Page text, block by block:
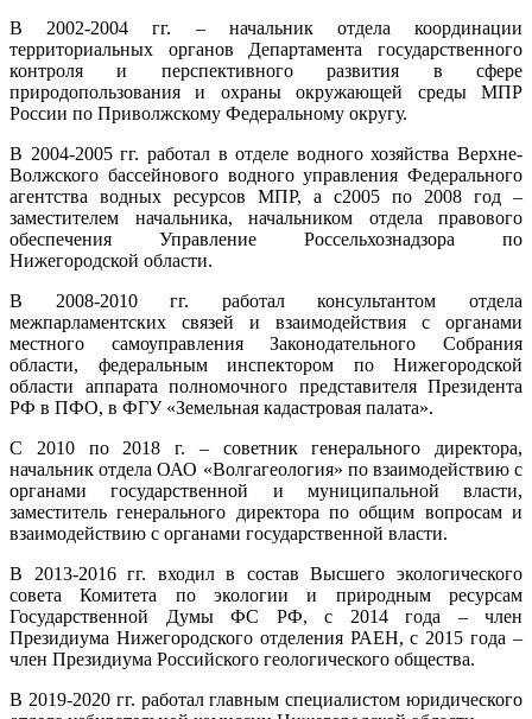
В 2002-2004 гг. – начальник отдела координации
территориальных органов Департамента государственного
контроля и перспективного развития в сфере
природопользования и охраны окружающей среды МПР
России по Приволжскому Федеральному округу.
В 2004-2005 гг. работал в отделе водного хозяйства Верхне-
Волжского бассейнового водного управления Федерального
агентства водных ресурсов МПР, а с2005 по 2008 год –
заместителем начальника, начальником отдела правового
обеспечения Управление Россельхознадзора по
Нижегородской области.
В 2008-2010 гг. работал консультантом отдела
межпарламентских связей и взаимодействия с органами
местного самоуправления Законодательного Собрания
области, федеральным инспектором по Нижегородской
области аппарата полномочного представителя Президента
РФ в ПФО, в ФГУ «Земельная кадастровая палата».
С 2010 по 2018 г. – советник генерального директора,
начальник отдела ОАО «Волгагеология» по взаимодействию с
органами государственной и муниципальной власти,
заместитель генерального директора по общим вопросам и
взаимодействию с органами государственной власти.
В 2013-2016 гг. входил в состав Высшего экологического
совета Комитета по экологии и природным ресурсам
Государственной Думы ФС РФ, с 2014 года – член
Президиума Нижегородского отделения РАЕН, с 2015 года –
член Президиума Российского геологического общества.
В 2019-2020 гг. работал главным специалистом юридического